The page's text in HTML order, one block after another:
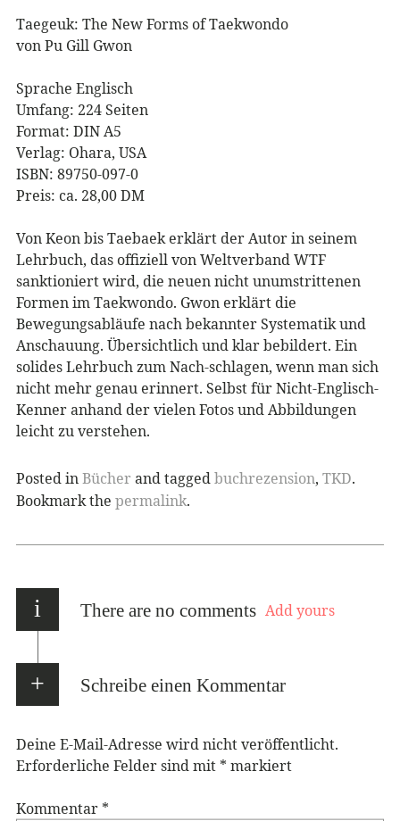
Taegeuk: The New Forms of Taekwondo
von Pu Gill Gwon
Sprache Englisch
Umfang: 224 Seiten
Format: DIN A5
Verlag: Ohara, USA
ISBN: 89750-097-0
Preis: ca. 28,00 DM
Von Keon bis Taebaek erklärt der Autor in seinem
Lehrbuch, das offiziell von Weltverband WTF
sanktioniert wird, die neuen nicht unumstrittenen
Formen im Taekwondo. Gwon erklärt die
Bewegungsabläufe nach bekannter Systematik und
Anschauung. Übersichtlich und klar bebildert. Ein
solides Lehrbuch zum Nach-schlagen, wenn man sich
nicht mehr genau erinnert. Selbst für Nicht-Englisch-
Kenner anhand der vielen Fotos und Abbildungen
leicht zu verstehen.
Posted inBücher and taggedbuchrezension, TKD.
Bookmark the permalink.
i There are no comments Add yours
Schreibe einen Kommentar
Deine E-Mail-Adresse wird nicht veröffentlicht.
Erforderliche Felder sind mit * markiert
Kommentar *